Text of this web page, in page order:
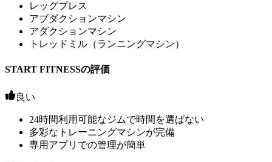
レッグプレス
アブダクションマシン
アダクションマシン
トレッドミル（ランニングマシン）
START FITNESSの評価
良い
24時間利用可能なジムで時間を選ばない
多彩なトレーニングマシンが完備
専用アプリでの管理が簡単